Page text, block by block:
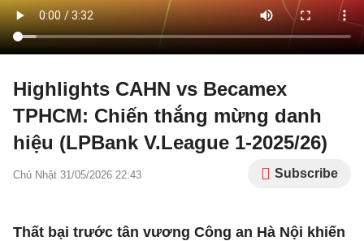
Highlights CAHN vs Becamex
TPHCM: Chiến thắng mừng danh
hiệu (LPBank V.League 1-2025/26)
Chủ Nhật 31/05/2026 22:43 Subscribe
Thất bại trước tân vương Công an Hà Nội khiến